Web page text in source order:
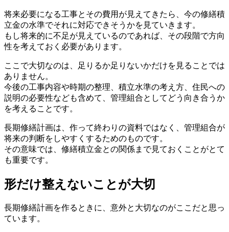
形だけ整えないことが大切
将来必要になる工事とその費用が見えてきたら、今の修繕積
立金の水準でそれに対応できそうかを見ていきます。
もし将来的に不足が見えているのであれば、その段階で方向
性を考えておく必要があります。
ここで大切なのは、足りるか足りないかだけを見ることでは
ありません。
今後の工事内容や時期の整理、積立水準の考え方、住民への
説明の必要性なども含めて、管理組合としてどう向き合うか
を考えることです。
長期修繕計画は、作って終わりの資料ではなく、管理組合が
将来の判断をしやすくするためのものです。
その意味では、修繕積立金との関係まで見ておくことがとて
も重要です。
形だけ整えないことが大切
長期修繕計画を作るときに、意外と大切なのがここだと思っ
ています。